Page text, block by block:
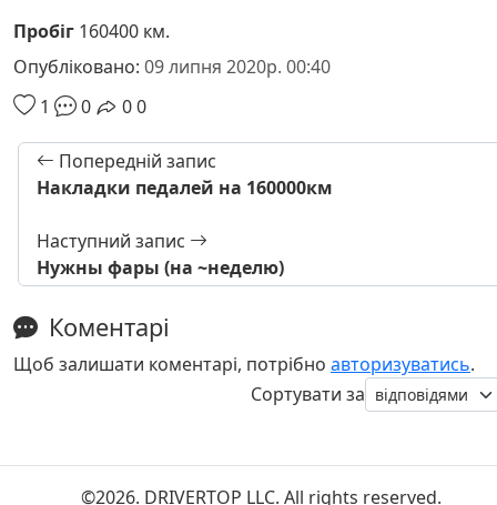
Пробіг 160400 км.
Опубліковано: 09 липня 2020р. 00:40
1
0 00
Попередній запис
Накладки педалей на 160000км
Наступний запис
Нужны фары (на ~неделю)
Коментарі
Щоб залишати коментарі, потрібно авторизуватись.
Сортувати за
©2026. DRIVERTOP LLC. All rights reserved.